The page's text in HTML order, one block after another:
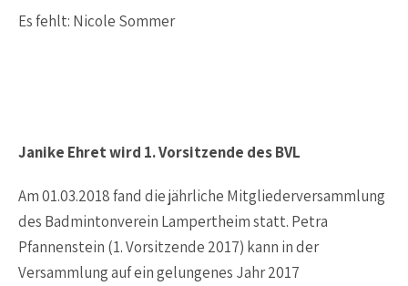
Es fehlt: Nicole Sommer
Janike Ehret wird 1. Vorsitzende des BVL
Am 01.03.2018 fand die jährliche Mitgliederversammlung
des Badmintonverein Lampertheim statt. Petra
Pfannenstein (1. Vorsitzende 2017) kann in der
Versammlung auf ein gelungenes Jahr 2017